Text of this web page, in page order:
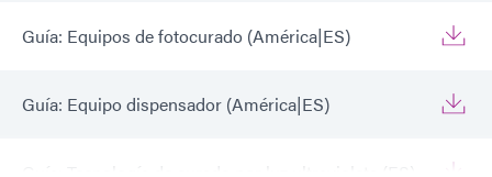
Guía: Equipos de fotocurado (América|ES)
Guía: Equipo dispensador (América|ES)